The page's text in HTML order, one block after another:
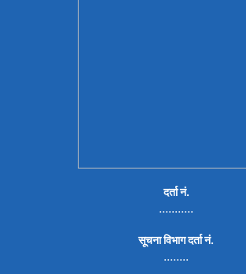
दर्ता नं.
...........
सूचना विभाग दर्ता नं.
........